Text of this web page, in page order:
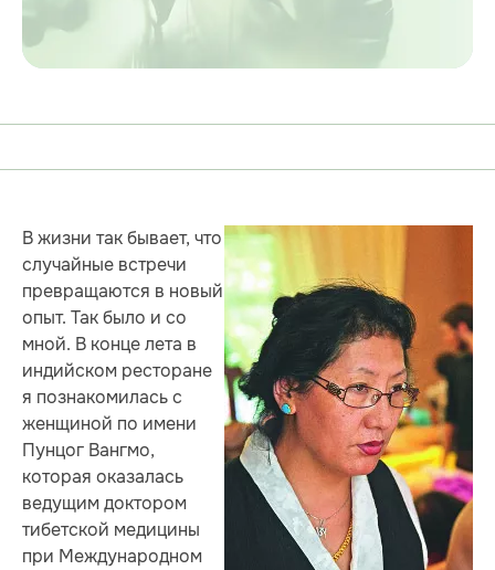
В жизни так бывает, что
случайные встречи
превращаются в новый
опыт. Так было и со
мной. В конце лета в
индийском ресторане
я познакомилась с
женщиной по имени
Пунцог Вангмо,
которая оказалась
ведущим доктором
тибетской медицины
при Международном